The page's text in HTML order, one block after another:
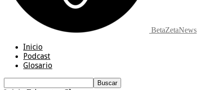
BetaZetaNews
Inicio
Podcast
Glosario